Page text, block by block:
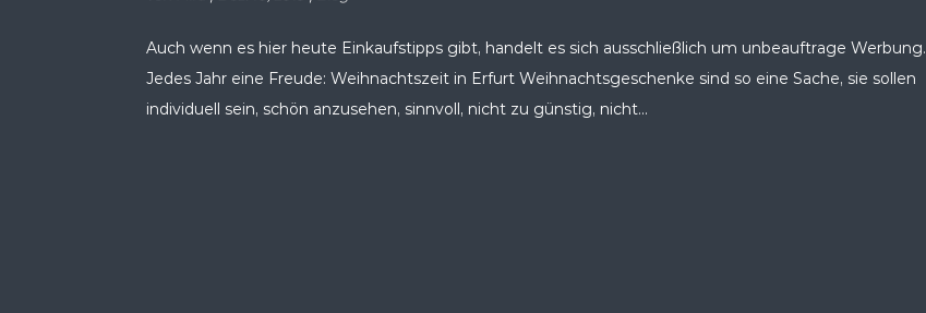
Auch wenn es hier heute Einkaufstipps gibt, handelt es sich ausschließlich um unbeauftrage Werbung.
Jedes Jahr eine Freude: Weihnachtszeit in Erfurt Weihnachtsgeschenke sind so eine Sache, sie sollen
individuell sein, schön anzusehen, sinnvoll, nicht zu günstig, nicht...